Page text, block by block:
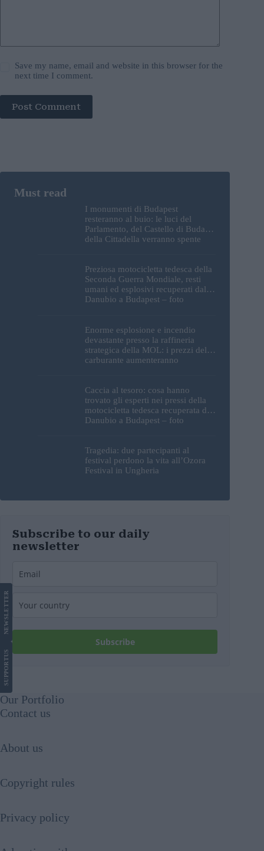
Save my name, email and website in this browser for the
next time I comment.
Post Comment
I monumenti di Budapest
resteranno al buio: le luci del
Parlamento, del Castello di Buda e
della Cittadella verranno spente
Preziosa motocicletta tedesca della
Seconda Guerra Mondiale, resti
umani ed esplosivi recuperati dal
Danubio a Budapest – foto
Enorme esplosione e incendio
devastante presso la raffineria
strategica della MOL: i prezzi del
carburante aumenteranno
Caccia al tesoro: cosa hanno
trovato gli esperti nei pressi della
motocicletta tedesca recuperata dal
Danubio a Budapest – foto
Tragedia: due partecipanti al
festival perdono la vita all’Ozora
Festival in Ungheria
Subscribe to our daily
newsletter
Subscribe
SUPPORT
US
NEWS
LETTER
Our Portfolio
Contact us
About us
Copyright rules
Privacy policy